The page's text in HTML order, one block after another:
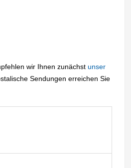
wir Ihnen zunächst unser
Sendungen erreichen Sie